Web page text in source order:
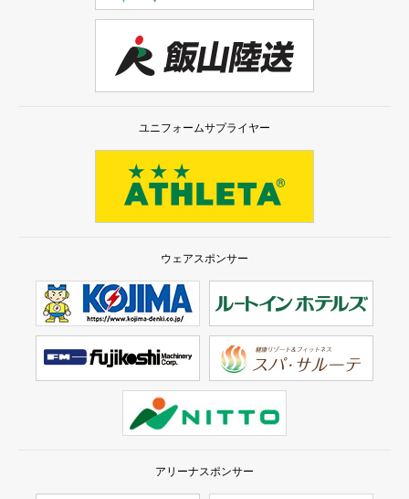
ユニフォームサプライヤー
ウェアスポンサー
アリーナスポンサー